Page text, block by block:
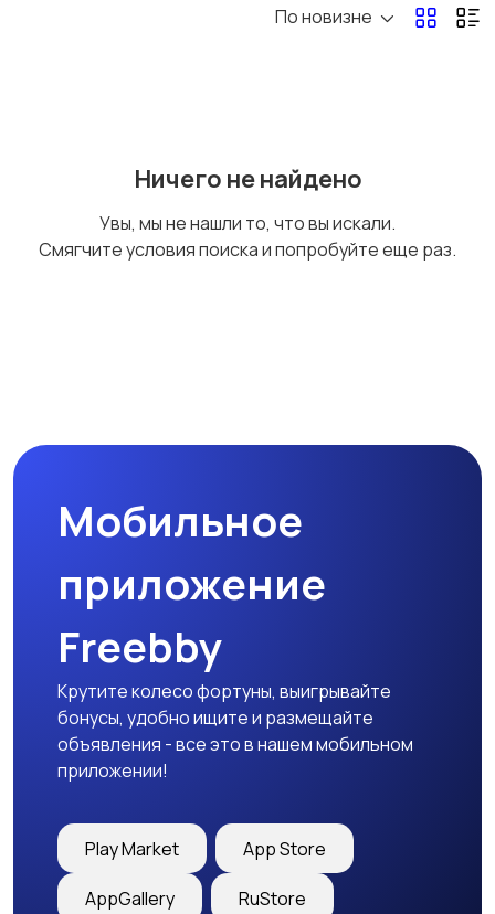
Оформление
По новизне
Ничего не найдено
Увы, мы не нашли то, что вы искали.
Смягчите условия поиска и попробуйте еще раз.
Мобильное
приложение
Freebby
Крутите колесо фортуны, выигрывайте
бонусы, удобно ищите и размещайте
объявления - все это в нашем мобильном
приложении!
Play Market App Store
AppGallery RuStore